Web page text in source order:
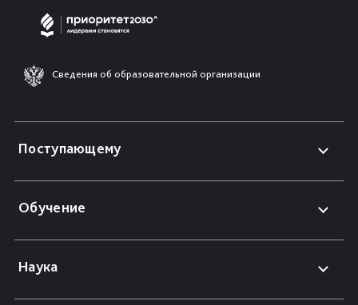
Сведения об образовательной организации
Поступающему
Обучение
Наука